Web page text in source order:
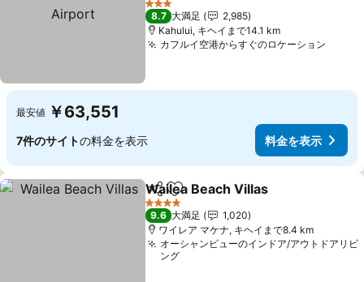
3 ホテルのランク
8.7 大満足
2,985
Kahului, キヘイまで14.1 km
カフルイ空港からすぐのロケーション
最安値 ￥63,551
7件のサイトの料金を表示 料金を表示
シェアお気に入りに追加
Wailea Beach Villas
4 ホテルのランク
9.6 大満足
1,020
ワイレア マケナ, キヘイまで8.4 km
オーシャンビューのインドア/アウトドアリビ
ング